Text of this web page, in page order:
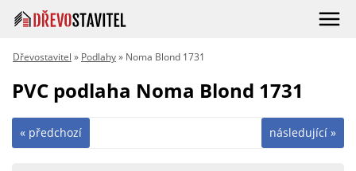
Dřevostavitel » Podlahy» Noma Blond 1731
PVC podlaha Noma Blond 1731
následující »
« předchozí